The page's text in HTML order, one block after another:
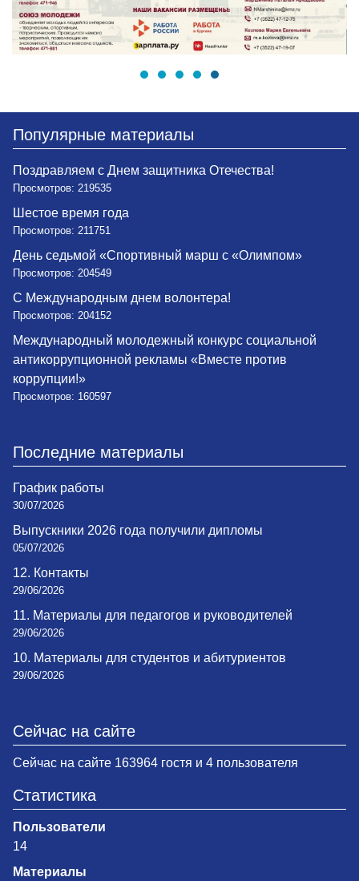
Популярные материалы
Поздравляем с Днем защитника Отечества!
Просмотров: 219535
Шестое время года
Просмотров: 211751
День седьмой «Спортивный марш с «Олимпом»
Просмотров: 204549
С Международным днем волонтера!
Просмотров: 204152
Международный молодежный конкурс социальной
антикоррупционной рекламы «Вместе против
коррупции!»
Просмотров: 160597
Последние материалы
График работы
30/07/2026
Выпускники 2026 года получили дипломы
05/07/2026
12. Контакты
29/06/2026
11. Материалы для педагогов и руководителей
29/06/2026
10. Материалы для студентов и абитуриентов
29/06/2026
Сейчас на сайте
Сейчас на сайте 163964 гостя и 4 пользователя
Статистика
Пользователи
14
Материалы